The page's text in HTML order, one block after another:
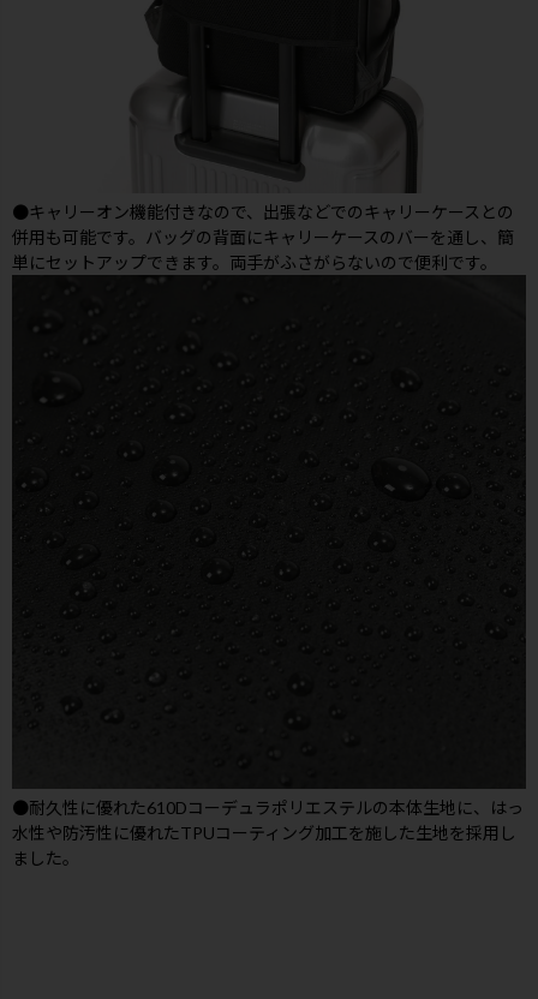
●キャリーオン機能付きなので、出張などでのキャリーケースとの
併用も可能です。バッグの背面にキャリーケースのバーを通し、簡
単にセットアップできます。両手がふさがらないので便利です。
●耐久性に優れた610Dコーデュラポリエステルの本体生地に、はっ
水性や防汚性に優れたTPUコーティング加工を施した生地を採用し
ました。